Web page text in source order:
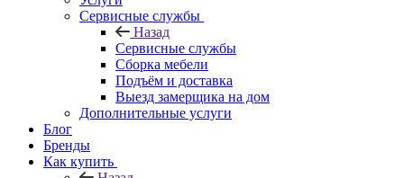
Сервисные службы
Назад
Сервисные службы
Сборка мебели
Подъём и доставка
Выезд замерщика на дом
Дополнительные услуги
Блог
Бренды
Как купить